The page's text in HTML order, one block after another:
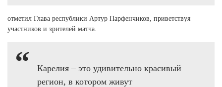
отметил Глава республики Артур Парфенчиков, приветствуя
участников и зрителей матча.
Карелия – это удивительно красивый
регион, в котором живут